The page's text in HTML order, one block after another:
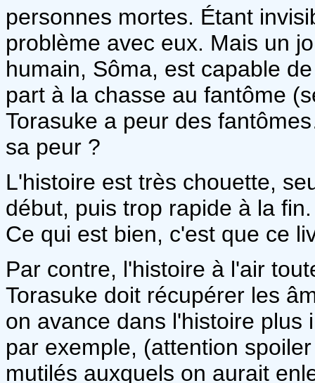
personnes mortes. Étant
problème avec eux. Mais un
humain, Sôma, est capable
part à la chasse au fantôme
Torasuke a peur des
sa peur ?
L'histoire est très chouette,
début, puis trop rapide à la
Ce qui est bien, c'est que ce
Par contre, l'histoire à l'air
Torasuke doit récupérer les
on avance dans l'histoire plus
par exemple, (attention
mutilés auxquels on aurait